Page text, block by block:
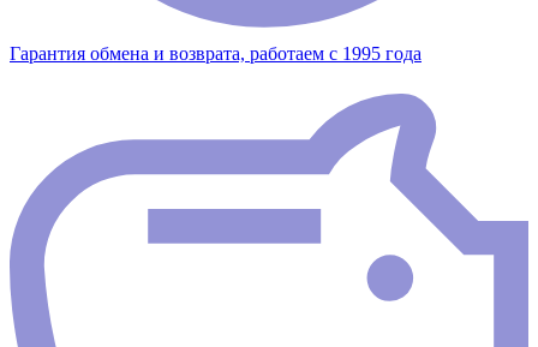
Гарантия обмена и возврата, работаем с 1995 года